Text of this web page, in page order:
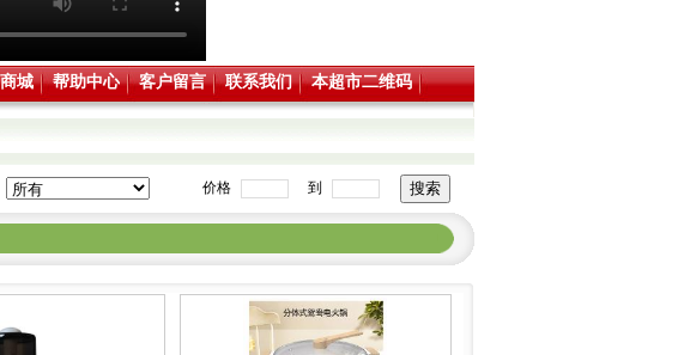
城 帮助中心 客户留言 联系我们 本超市二维码
价格 到